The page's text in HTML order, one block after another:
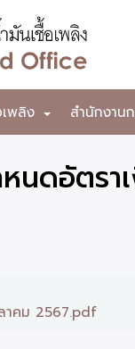
+
พลิง สำนักงาน
นดอัตร
าคม 2567.pdf